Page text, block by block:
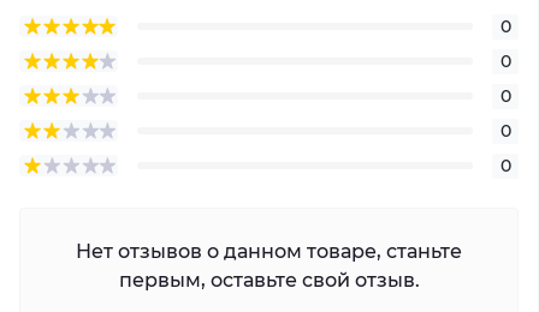
0
0
0
0
0
Нет отзывов о данном товаре, станьте
первым, оставьте свой отзыв.